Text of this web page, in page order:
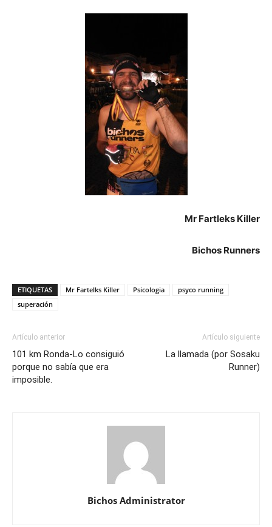
Mr Fartleks Killer
Bichos Runners
ETIQUETAS Mr Fartelks Killer Psicologia
psyco running
superación
Artículo anterior
101 km Ronda-Lo consiguió
porque no sabía que era
imposible.
Artículo siguiente
La llamada (por Sosaku
Runner)
Bichos Administrator